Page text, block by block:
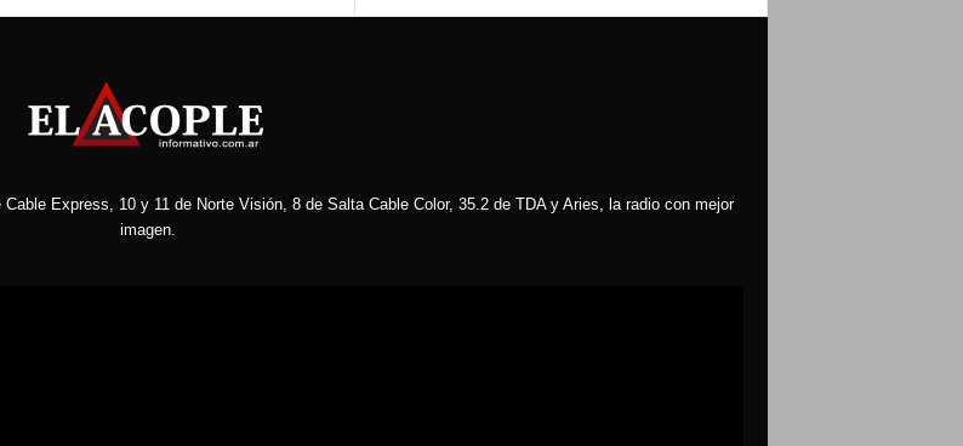
Express, 10 y 11 de Norte Visión, 8 de Salta Cable Color, 35.2 de TDA y Aries, la radio con mejor
imagen.